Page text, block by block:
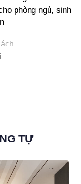
phòng ngủ, sinh
TỰ